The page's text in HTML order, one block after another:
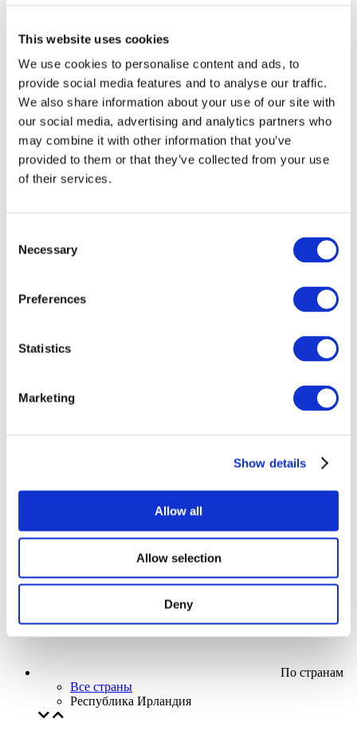
This website uses cookies
We use cookies to personalise content and ads, to
provide social media features and to analyse our traffic.
We also share information about your use of our site with
our social media, advertising and analytics partners who
may combine it with other information that you’ve
provided to them or that they’ve collected from your use
of their services.
Selection
Necessary
Preferences
Statistics
Marketing
Show details
Allow all
Allow selection
Deny
Без поджанра
Применить
По странам
Все страны
Республика Ирландия